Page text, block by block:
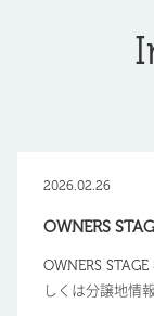
2026.02.26
OWNERS
OWNERS
しくは分譲地情